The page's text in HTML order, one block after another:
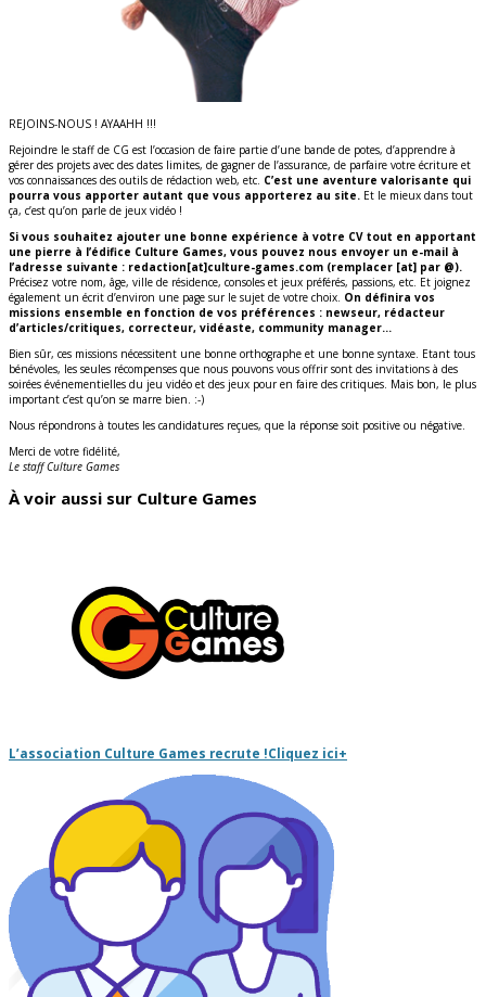
REJOINS-NOUS ! AYAAHH !!!
Rejoindre le staff de CG est l’occasion de faire partie d’une bande de potes, d’apprendre à
gérer des projets avec des dates limites, de gagner de l’assurance, de parfaire votre écriture et
vos connaissances des outils de rédaction web, etc. C’est une aventure valorisante qui
pourra vous apporter autant que vous apporterez au site. Et le mieux dans tout
ça, c’est qu’on parle de jeux vidéo !
Si vous souhaitez ajouter une bonne expérience à votre CV tout en apportant
une pierre à l’édifice Culture Games, vous pouvez nous envoyer un e-mail à
l’adresse suivante : redaction[at]culture-games.com (remplacer [at] par @).
Précisez votre nom, âge, ville de résidence, consoles et jeux préférés, passions, etc. Et joignez
également un écrit d’environ une page sur le sujet de votre choix. On définira vos
missions ensemble en fonction de vos préférences : newseur, rédacteur
d’articles/critiques, correcteur, vidéaste, community manager…
Bien sûr, ces missions nécessitent une bonne orthographe et une bonne syntaxe. Etant tous
bénévoles, les seules récompenses que nous pouvons vous offrir sont des invitations à des
soirées événementielles du jeu vidéo et des jeux pour en faire des critiques. Mais bon, le plus
important c’est qu’on se marre bien. :-)
Nous répondrons à toutes les candidatures reçues, que la réponse soit positive ou négative.
Merci de votre fidélité,
Le staff Culture Games
À voir aussi sur Culture Games
L’association Culture Games recrute !Cliquez ici+